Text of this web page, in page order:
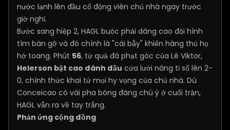
nước lạnh lên đầu cổ động viên chủ nhà ngay trước
giờ nghỉ.
Bước sang hiệp 2, HAGL buộc phải dâng cao đội hình
tìm bàn gỡ và đó chính là "cái bẫy" khiến hàng thủ họ
hở toang. Phút 56, từ quả đá phạt góc của Lê Viktor,
Helerson bật cao đánh đầu cứa lưới nâng tỉ số lên 2-
0, chính thức khai tử mọi hy vọng của chủ nhà. Dù
Conceicao có vài pha bóng đáng chú ý ở cuối trận,
HAGL vẫn ra về tay trắng.
Phản ứng cộng đồng